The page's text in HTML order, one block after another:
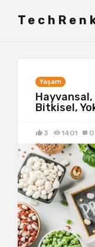
Yaşam
Hayvansal,
Bitkisel,
3 1401 0